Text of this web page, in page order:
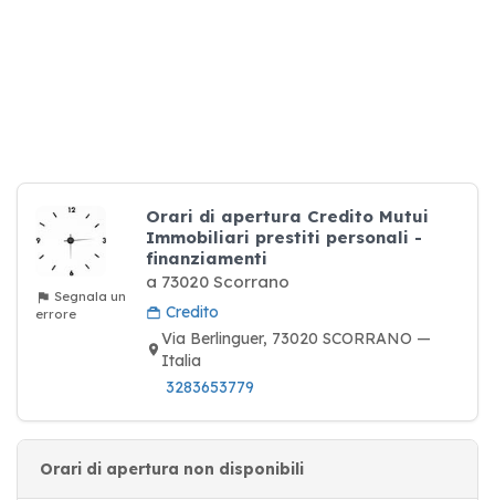
Segnala un
errore
Orari di apertura Credito Mutui
Immobiliari prestiti personali -
finanziamenti
a 73020 Scorrano
Credito
Via Berlinguer, 73020 SCORRANO —
Italia
3283653779
Orari di apertura non disponibili